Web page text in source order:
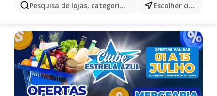
Pesquisa de lojas, categorias,produtos... Escolher cidade